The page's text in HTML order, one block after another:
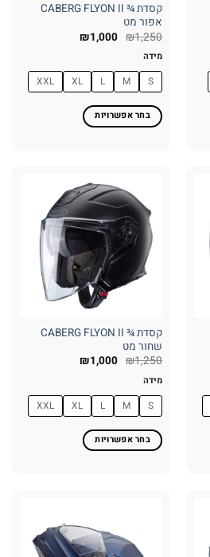
קסדת ¾ CABERG FLYON II
אפור מט
₪1,250
₪1,000
מידה
S
M
L
XL
XXL
בחר אפשרויות
סוגים.
ניתן
לבחור
את
האפשרויות
בעמוד
קסדת ¾ CABERG FLYON II
שחור מט
₪1,250
₪1,000
מידה
S
M
L
XL
XXL
בחר אפשרויות